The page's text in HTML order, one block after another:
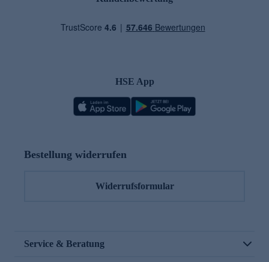
HSE App
Bestellung widerrufen
Widerrufsformular
Service & Beratung